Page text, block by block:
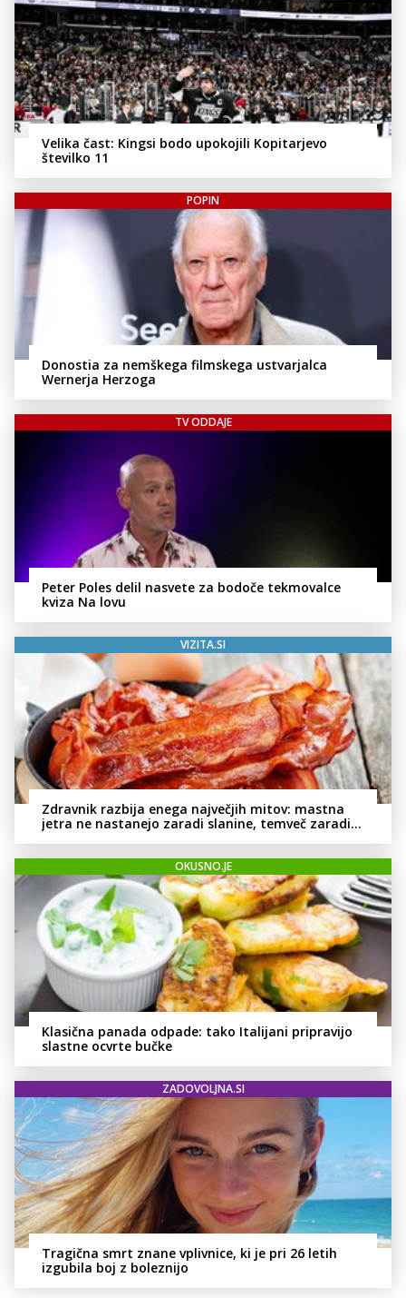
Velika čast: Kingsi bodo upokojili Kopitarjevo
številko 11
POPIN
Donostia za nemškega filmskega ustvarjalca
Wernerja Herzoga
TV ODDAJE
Peter Poles delil nasvete za bodoče tekmovalce
kviza Na lovu
VIZITA.SI
Zdravnik razbija enega največjih mitov: mastna
jetra ne nastanejo zaradi slanine, temveč zaradi
OKUSNO.JE
Klasična panada odpade: tako Italijani pripravijo
slastne ocvrte bučke
ZADOVOLJNA.SI
Tragična smrt znane vplivnice, ki je pri 26 letih
izgubila boj z boleznijo